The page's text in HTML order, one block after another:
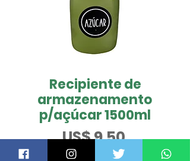
Recipiente de
armazenamento
p/açúcar 1500ml
US$ 9,50Preço